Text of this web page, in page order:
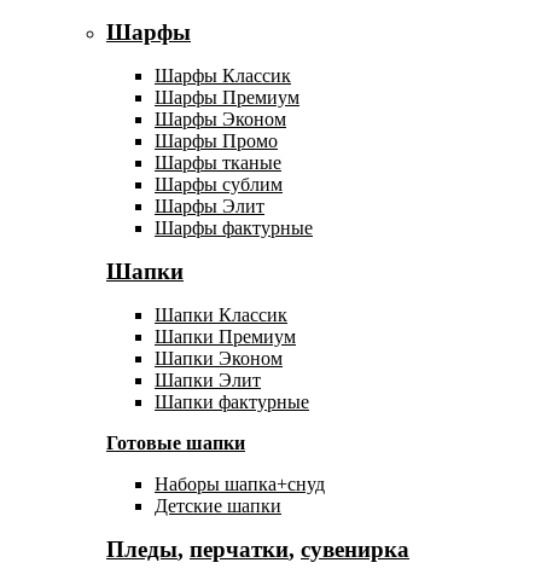
Шарфы
Шарфы Классик
Шарфы Премиум
Шарфы Эконом
Шарфы Промо
Шарфы тканые
Шарфы сублим
Шарфы Элит
Шарфы фактурные
Шапки
Шапки Классик
Шапки Премиум
Шапки Эконом
Шапки Элит
Шапки фактурные
Готовые шапки
Наборы шапка+снуд
Детские шапки
Пледы, перчатки, сувенирка